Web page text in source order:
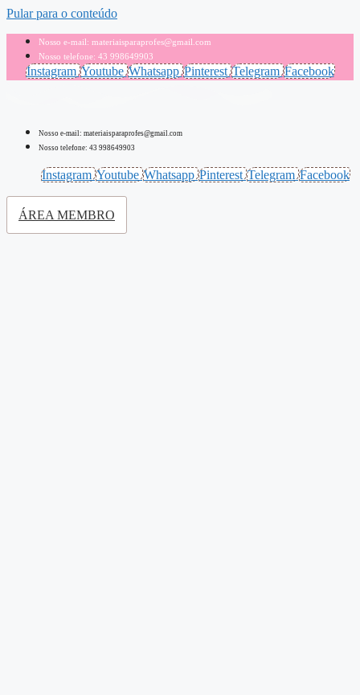
Pular para o conteúdo
Nosso e-mail: materiaisparaprofes@gmail.com
Nosso telefone: 43 998649903
Instagram Youtube Whatsapp Pinterest Telegram Facebook
Nosso e-mail: materiaisparaprofes@gmail.com
Nosso telefone: 43 998649903
Instagram Youtube Whatsapp Pinterest Telegram Facebook
ÁREA MEMBRO